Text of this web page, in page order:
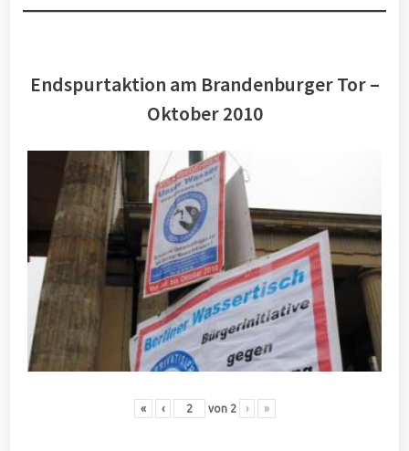
Endspurtaktion am Brandenburger Tor –
Oktober 2010
« ‹ von 2 › »